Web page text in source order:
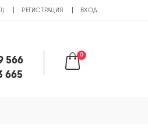
РЕГИСТРАЦИЯ ВХОД
566
665
0